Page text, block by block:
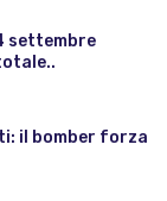
settembre
il bomber forza